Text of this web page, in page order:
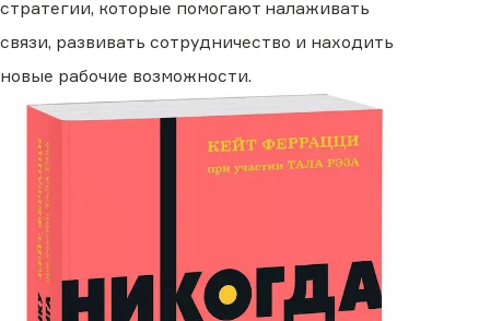
стратегии, которые помогают налаживать
связи, развивать сотрудничество и находить
новые рабочие возможности.